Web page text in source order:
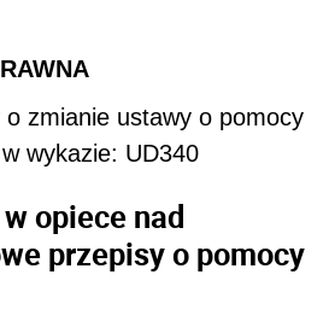
zmianie ustawy o pomocy
wykazie: UD340
opiece nad
przepisy o pomocy